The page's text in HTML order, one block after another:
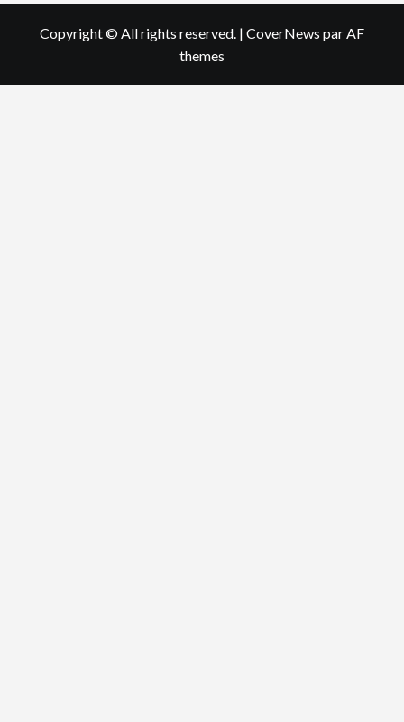
Copyright © All rights reserved. | CoverNews par AF
themes